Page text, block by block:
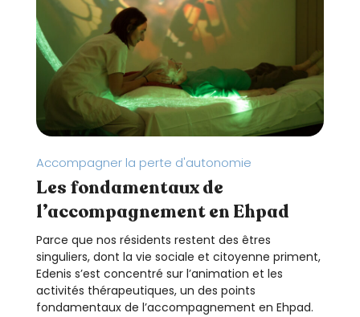
Accompagner la perte d'autonomie
Les fondamentaux de
l’accompagnement en Ehpad
Parce que nos résidents restent des êtres
singuliers, dont la vie sociale et citoyenne priment,
Edenis s’est concentré sur l’animation et les
activités thérapeutiques, un des points
fondamentaux de l’accompagnement en Ehpad.